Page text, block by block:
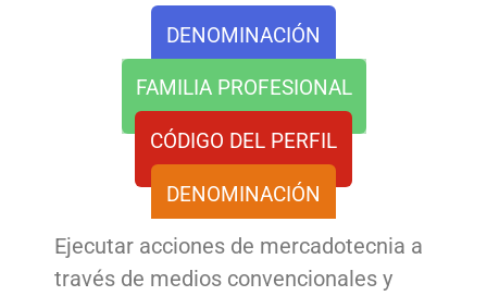
DENOMINACIÓN
FAMILIA PROFESIONAL
CÓDIGO DEL PERFIL
DENOMINACIÓN
Ejecutar acciones de mercadotecnia a
través de medios convencionales y